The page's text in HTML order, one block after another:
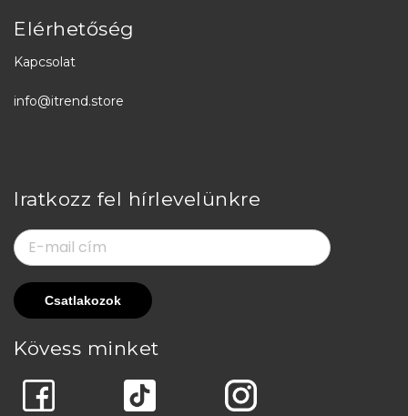
Elérhetőség
Kapcsolat
info@itrend.store
Iratkozz fel hírlevelünkre
Kövess minket